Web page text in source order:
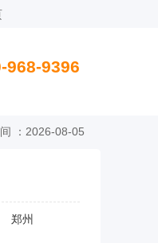
968-9396
：2026-08-05
郑州